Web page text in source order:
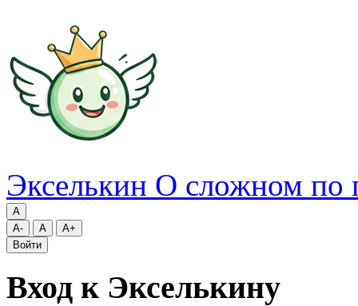
Экселькин О сложном по
A
A-
A
A+
Войти
Вход к Экселькину